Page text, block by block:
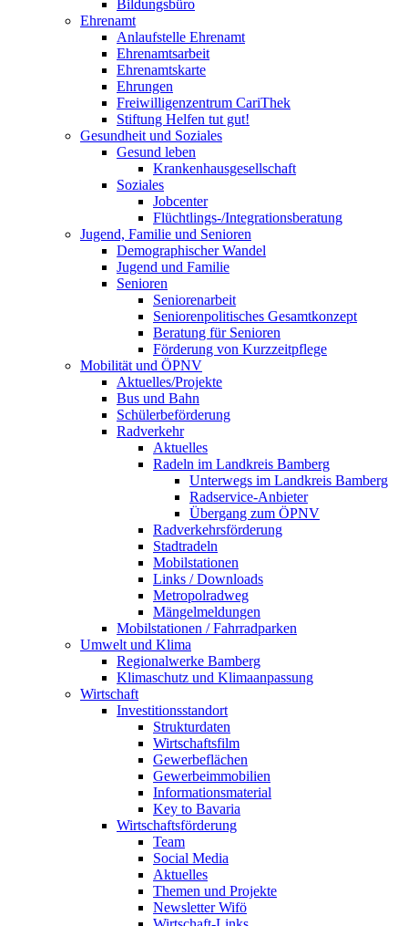
Bildungsbüro
Ehrenamt
Anlaufstelle Ehrenamt
Ehrenamtsarbeit
Ehrenamtskarte
Ehrungen
Freiwilligenzentrum CariThek
Stiftung Helfen tut gut!
Gesundheit und Soziales
Gesund leben
Krankenhausgesellschaft
Soziales
Jobcenter
Flüchtlings-/Integrationsberatung
Jugend, Familie und Senioren
Demographischer Wandel
Jugend und Familie
Senioren
Seniorenarbeit
Seniorenpolitisches Gesamtkonzept
Beratung für Senioren
Förderung von Kurzzeitpflege
Mobilität und ÖPNV
Aktuelles/Projekte
Bus und Bahn
Schülerbeförderung
Radverkehr
Aktuelles
Radeln im Landkreis Bamberg
Unterwegs im Landkreis Bamberg
Radservice-Anbieter
Übergang zum ÖPNV
Radverkehrsförderung
Stadtradeln
Mobilstationen
Links / Downloads
Metropolradweg
Mängelmeldungen
Mobilstationen / Fahrradparken
Umwelt und Klima
Regionalwerke Bamberg
Klimaschutz und Klimaanpassung
Wirtschaft
Investitionsstandort
Strukturdaten
Wirtschaftsfilm
Gewerbeflächen
Gewerbeimmobilien
Informationsmaterial
Key to Bavaria
Wirtschaftsförderung
Team
Social Media
Aktuelles
Themen und Projekte
Newsletter Wifö